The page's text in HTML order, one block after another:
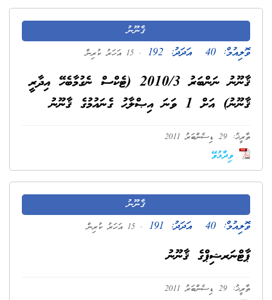
ޤާނޫނު
ވޮލިއުމް:40 އަދަދު: 192 . 15 އަހަރު ކުރިން
ޤާނޫނު ނަންބަރު 2010/3 (ޓެކްސް ނެގުމާބެހޭ އިދާރީ
ޤާނޫނު) އަށް 1 ވަނަ އިޞްލާޙު ގެނައުމުގެ ޤާނޫނު
ތާރީޚު: 29 ޑިސެންބަރު 2011
ވިދާޅުވޭ
ޤާނޫނު
ވޮލިއުމް:40 އަދަދު: 191 . 15 އަހަރު ކުރިން
ޕާޓްނަރޝިޕްގެ ޤާނޫނު
ތާރީޚު: 29 ޑިސެންބަރު 2011